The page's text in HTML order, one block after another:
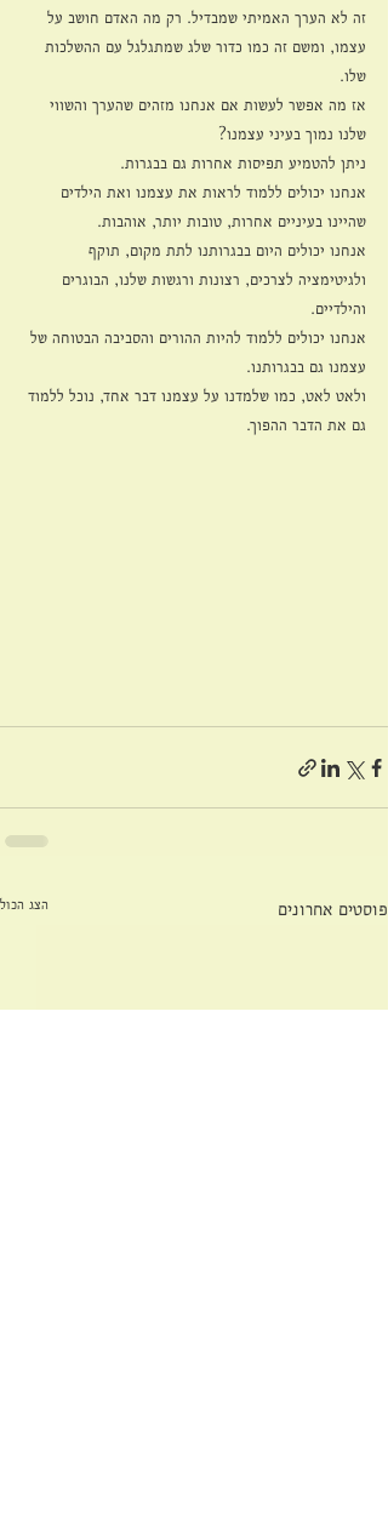
זה לא הערך האמיתי שמבדיל. רק מה האדם חושב על
עצמו, ומשם זה כמו כדור שלג שמתגלגל עם ההשלכות
שלו.
אז מה אפשר לעשות אם אנחנו מזהים שהערך והשווי
שלנו נמוך בעיני עצמנו?
ניתן להטמיע תפיסות אחרות גם בבגרות.
אנחנו יכולים ללמוד לראות את עצמנו ואת הילדים
שהיינו בעיניים אחרות, טובות יותר, אוהבות.
אנחנו יכולים היום בבגרותנו לתת מקום, תוקף
ולגיטימציה לצרכים, רצונות ורגשות שלנו, הבוגרים
והילדיים.
אנחנו יכולים ללמוד להיות ההורים והסביבה הבטוחה של
עצמנו גם בבגרותנו.
ולאט לאט, כמו שלמדנו על עצמנו דבר אחד, נוכל ללמוד
גם את הדבר ההפוך.
פוסטים אחרונים הצג הכול